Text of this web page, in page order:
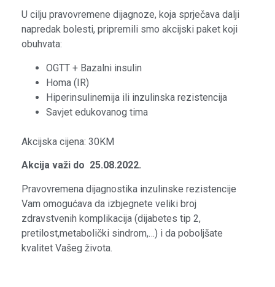
U cilju pravovremene dijagnoze, koja sprječava dalji
napredak bolesti, pripremili smo akcijski paket koji
obuhvata:
OGTT + Bazalni insulin
Homa (IR)
Hiperinsulinemija ili inzulinska rezistencija
Savjet edukovanog tima
Akcijska cijena: 30KM
Akcija važi do 25.08.2022.
Pravovremena dijagnostika inzulinske rezistencije
Vam omogućava da izbjegnete veliki broj
zdravstvenih komplikacija (dijabetes tip 2,
pretilost,metabolički sindrom,…) i da poboljšate
kvalitet Vašeg života.